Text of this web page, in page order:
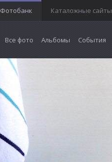
Фотобанк Каталожные сайты
Все фото Альбомы События